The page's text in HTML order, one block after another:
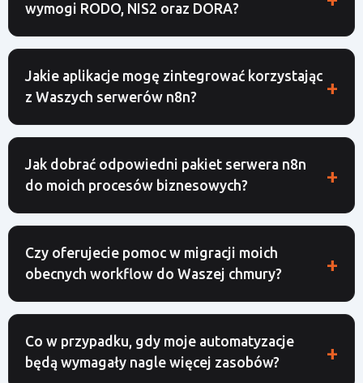
wymogi RODO, NIS2 oraz DORA?
Jakie aplikacje mogę zintegrować korzystając
z Waszych serwerów n8n?
Jak dobrać odpowiedni pakiet serwera n8n
do moich procesów biznesowych?
Czy oferujecie pomoc w migracji moich
obecnych workflow do Waszej chmury?
Co w przypadku, gdy moje automatyzacje
będą wymagały nagle więcej zasobów?